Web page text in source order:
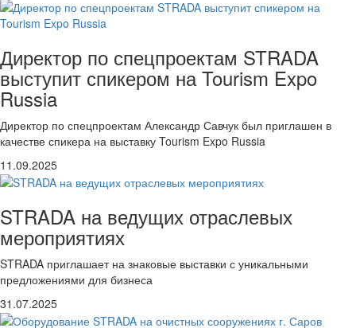
Директор по спецпроектам STRADA
выступит спикером на Tourism Expo
Russia
Директор по спецпроектам Александр Савчук был приглашен в
качестве спикера на выставку Tourism Expo Russia
11.09.2025
STRADA на ведущих отраслевых
мероприятиях
STRADA приглашает на знаковые выставки с уникальными
предложениями для бизнеса
31.07.2025